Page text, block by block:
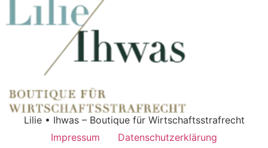
Lilie • Ihwas – Boutique für Wirtschaftsstrafrecht
Impressum
Datenschutzerklärung